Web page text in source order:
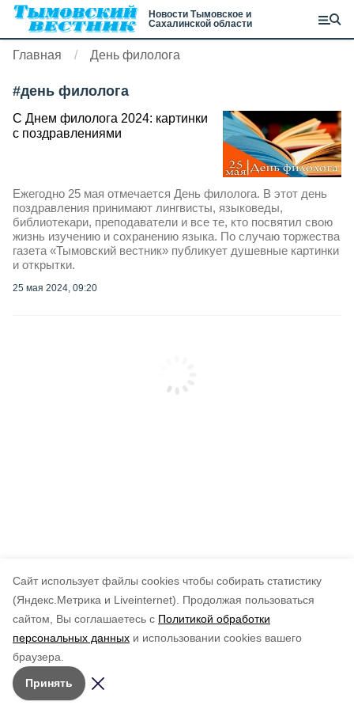
Cайт использует файлы cookies чтобы собирать статистику
(Яндекс.Метрика и Liveinternet).
Продолжая пользоваться
сайтом, Вы соглашаетесь с Политикой обработки
персональных данных и использовании cookies вашего
браузера.
Принять
Новости Тымовское и
Сахалинской области
Главная День филолога
#день филолога
С Днем филолога 2024: картинки
с поздравлениями
Ежегодно 25 мая отмечается День филолога. В этот день
поздравления принимают лингвисты, языковеды,
библиотекари, преподаватели и все те, кто посвятил свою
жизнь изучению и сохранению языка. По случаю торжества
газета «Тымовский вестник» публикует душевные картинки
и открытки.
25 мая 2024, 09:20